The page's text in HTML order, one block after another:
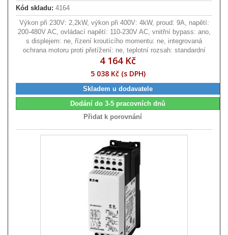
Kód skladu: 4164
Výkon při 230V: 2,2kW, výkon při 400V: 4kW, proud: 9A, napětí:
200-480V AC, ovládací napětí: 110-230V AC, vnitřní bypass: ano,
s displejem: ne, řízení kroutícího momentu: ne, integrovaná
ochrana motoru proti přetížení: ne, teplotní rozsah: standardní
4 164 Kč
5 038 Kč (s DPH)
Skladem u dodavatele
Dodání do 3-5 pracovních dnů
Přidat k porovnání